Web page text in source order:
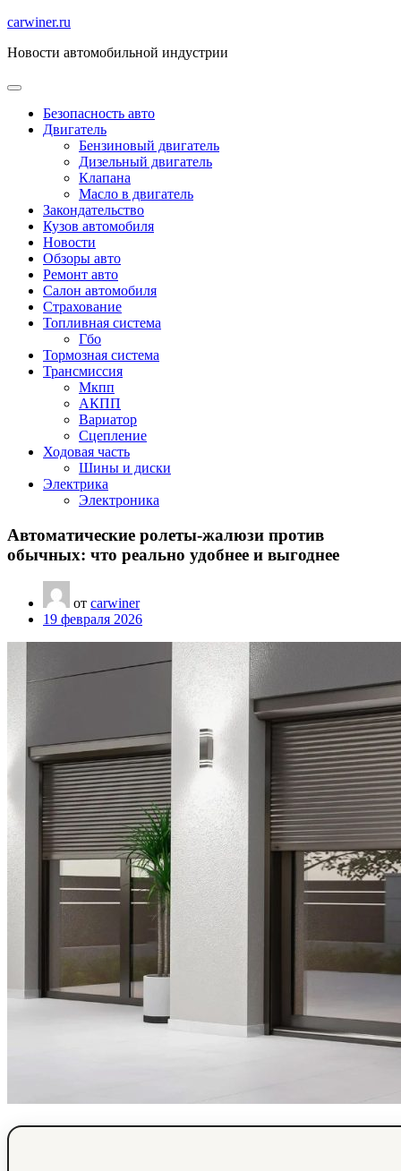
Перейти
содержимому
carwiner.ru
Новости автомобильной индустрии
Безопасность авто
Двигатель
Бензиновый двигатель
Дизельный двигатель
Клапана
Масло в двигатель
Закондательство
Кузов автомобиля
Новости
Обзоры авто
Ремонт авто
Салон автомобиля
Страхование
Топливная система
Гбо
Тормозная система
Трансмиссия
Мкпп
АКПП
Вариатор
Сцепление
Ходовая часть
Шины и диски
Электрика
Электроника
Автоматические ролеты-жалюзи против
обычных: что реально удобнее и выгоднее
от carwiner
19 февраля 2026